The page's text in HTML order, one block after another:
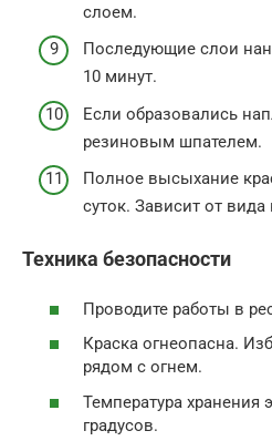
слоем.
Последующие слои
10 минут.
Если образовались
резиновым шпателем.
Полное высыхание
суток. Зависит от
Техника безопасности
Проводите работы в
Краска огнеопасна.
рядом с огнем.
Температура хранения
градусов.